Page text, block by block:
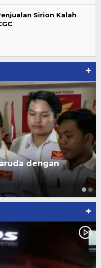
Sirion Kalah
+
Ganjar dan Gus
+